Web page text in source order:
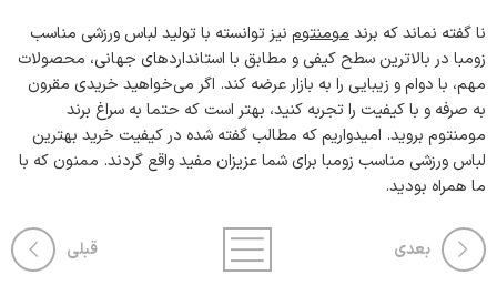
نا گفته نماند که برندمومنتوم نیز توانسته با تولید لباس ورزشی مناسب
زومبا در بالاترین سطح کیفی و مطابق با استانداردهای جهانی، محصولات
مهم، با دوام و زیبایی را به بازار عرضه کند. اگر می‌خواهید خریدی مقرون
به صرفه و با کیفیت را تجربه کنید، بهتر است که حتما به سراغ برند
مومنتوم بروید. امیدواریم که مطالب گفته شده در کیفیت خرید بهترین
لباس ورزشی مناسب زومبا برای شما عزیزان مفید واقع گردند. ممنون که با
ما همراه بودید.
قبلی بعدی